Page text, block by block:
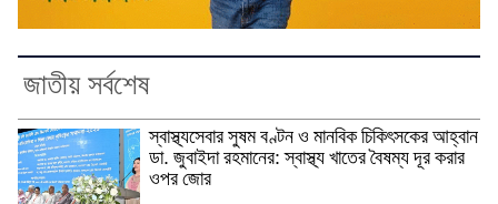
জাতীয় সর্বশেষ
স্বাস্থ্যসেবার সুষম বণ্টন ও মানবিক চিকিৎসকের আহ্বান
ডা. জুবাইদা রহমানের: স্বাস্থ্য খাতের বৈষম্য দূর করার
ওপর জোর